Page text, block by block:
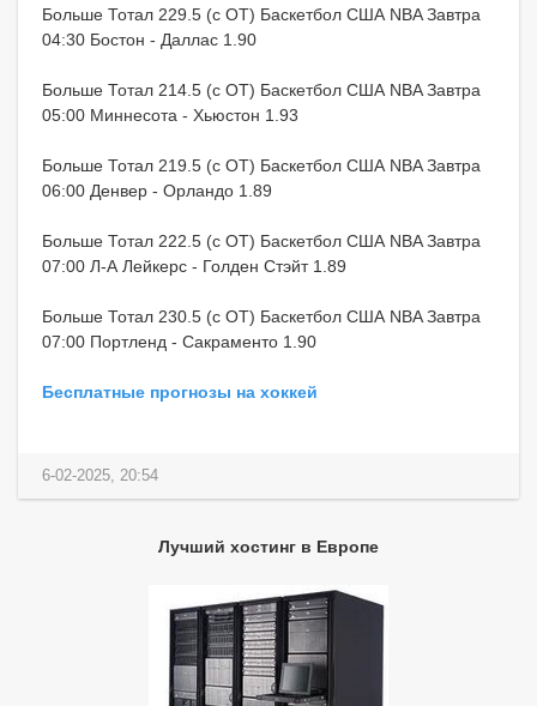
Больше Тотал 229.5 (с ОТ) Баскетбол США NBA Завтра
04:30 Бостон - Даллас 1.90
Больше Тотал 214.5 (с ОТ) Баскетбол США NBA Завтра
05:00 Миннесота - Хьюстон 1.93
Больше Тотал 219.5 (с ОТ) Баскетбол США NBA Завтра
06:00 Денвер - Орландо 1.89
Больше Тотал 222.5 (с ОТ) Баскетбол США NBA Завтра
07:00 Л-А Лейкерс - Голден Стэйт 1.89
Больше Тотал 230.5 (с ОТ) Баскетбол США NBA Завтра
07:00 Портленд - Сакраменто 1.90
Бесплатные прогнозы на хоккей
6-02-2025, 20:54
Лучший хостинг в Европе